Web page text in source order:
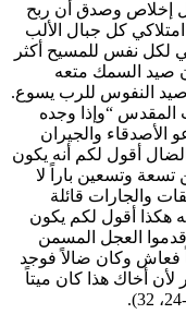
إخلاص وصدق أن ربح
كل جبال الألب
لكل نفس للمسيح أكثر
صيد السمك متعه
صيد النفوس للرب يسوع.
المقدس “وإذا وجده
الأصدقاء والجيران
أقول لكم أنه يكون
وتسعين باراً لا
والجارات قائلة
هكذا أقول لكم يكون
العجل المسمن
فعاش وكان ضالاً فوجد
لأن أخاك هذا كان ميتاً